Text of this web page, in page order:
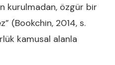
kurulmadan, özgür bir
(Bookchin, 2014, s.
kamusal alanla